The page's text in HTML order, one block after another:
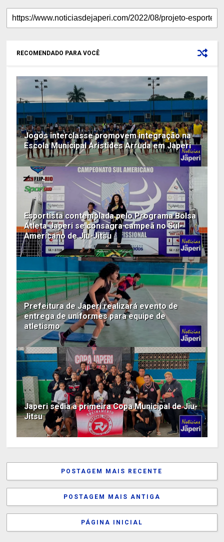
RECOMENDADO PARA VOCÊ
Jogos interclasse promovem integração na
Escola Municipal Aristides Arruda em Japeri
Esportista contemplada pelo Programa Bolsa
Atleta Japeri se consagra campeã no Sul-
Americano de Jiu-Jitsu
Prefeitura de Japeri realizará evento de
entrega de uniformes para equipe de
atletismo
Japeri sedia a primeira Copa Municipal de Jiu-
Jitsu
POSTAGEM MAIS RECENTE
POSTAGEM MAIS ANTIGA
PÁGINA INICIAL